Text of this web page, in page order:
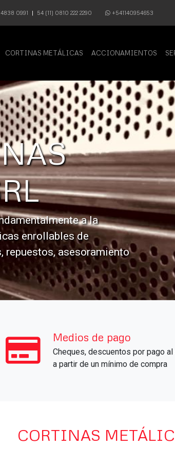
4838 0991 | 54 (11) 0810 222 2290 +541140954653
CORTINAS METÁLICAS ACCIONAMIENTOS
Somos una
fabricación y
seguridad.
sin cargo y garantía
Medios de pago
Cheques, descuentos por pago
a partir de un mínimo de compra
CORTINAS